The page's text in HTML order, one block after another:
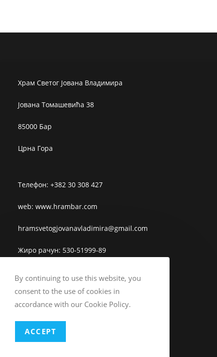
Храм Светог Јована Владимира
Јована Томашевића 38
85000 Бар
Црна Гора
Телефон: +382 30 308 427
web: www.hrambar.com
hramsvetogjovanavladimira@gmail.com
Жиро рачун: 530-51999-89
FACEBOOK
INSTAGRAM
YOUTUBE
By continuing to use this website, you
consent to the use of cookies in
accordance with our Cookie Policy.
ACCEPT